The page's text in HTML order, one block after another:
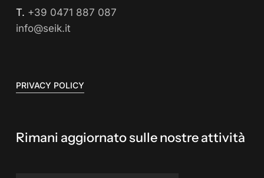
T. +39 0471 887 087
info@seik.it
PRIVACY POLICY
Rimani aggiornato sulle nostre attività